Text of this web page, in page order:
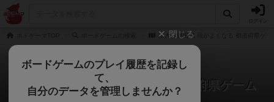
京大・東田式 頭がよくなる 都道府県ゲー
京大・東田式 頭がよくなる 都道府県ゲーム
0件の掲示板
閉じる
ボードゲームのプレイ履歴を記録し
て、
自分のデータを管理しませんか？